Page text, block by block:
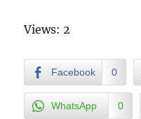
Views: 2
Facebook 0
WhatsApp 0